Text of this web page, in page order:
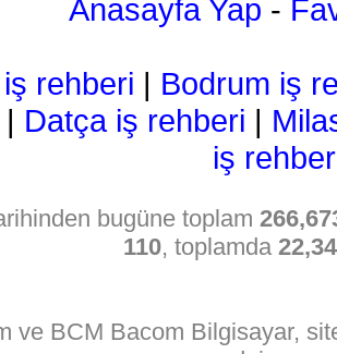
Anasayfa Yap -
rehberi | Bodrum iş
| Datça iş rehberi |
iş
bugüne toplam
110, toplamda
ve BCM Bacom Bilgisayar,